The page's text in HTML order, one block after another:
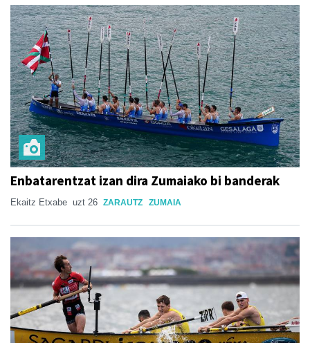
Enbatarentzat izan dira Zumaiako bi banderak
Ekaitz Etxabe uzt 26 ZARAUTZ ZUMAIA